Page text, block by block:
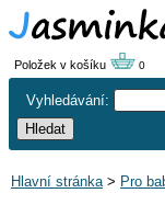
Položek v košíku 0
Vyhledávání:
Hlavní stránka> Pro